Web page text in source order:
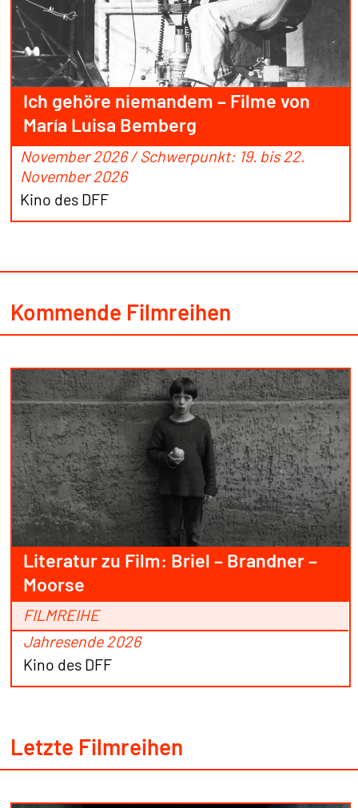
Ich gehöre niemandem – Filme von
María Luisa Bemberg
November 2026 / Schwerpunkt: 19. bis 22.
November 2026
Kino des DFF
Kommende Filmreihen
Literatur zu Film: Briel – Brandner –
Moorse
FILMREIHE
Jahresende 2026
Kino des DFF
Letzte Filmreihen